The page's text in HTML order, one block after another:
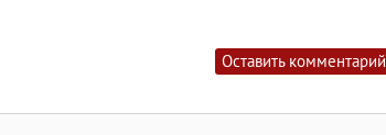
Оставить комментарий